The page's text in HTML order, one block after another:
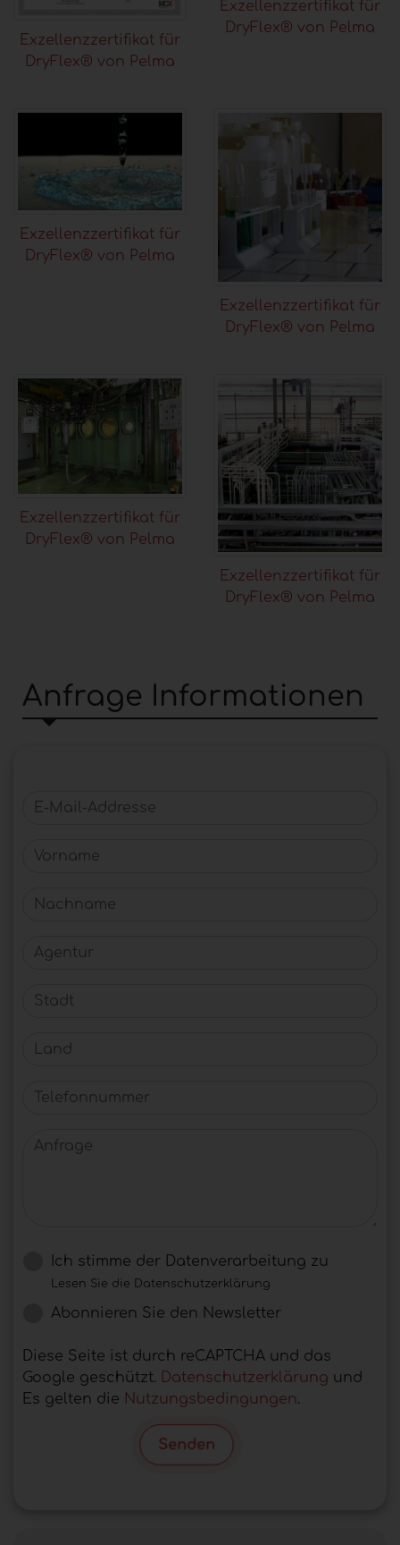
Exzellenzzertifikat für
DryFlex® von Pelma
Exzellenzzertifikat für
DryFlex® von Pelma
Exzellenzzertifikat für
DryFlex® von Pelma
Exzellenzzertifikat für
DryFlex® von Pelma
Exzellenzzertifikat für
DryFlex® von Pelma
Exzellenzzertifikat für
DryFlex® von Pelma
Anfrage Informationen
E-Mail-Addresse
Vorname
Nachname
Agentur
Stadt
Land
Telefonnummer
Anfrage
Ich stimme der Datenverarbeitung zu
Lesen Sie die Datenschutzerklärung
Abonnieren Sie den Newsletter
Diese Seite ist durch reCAPTCHA und das
Google geschützt. Datenschutzerklärung und
Es gelten die Nutzungsbedingungen.
Senden